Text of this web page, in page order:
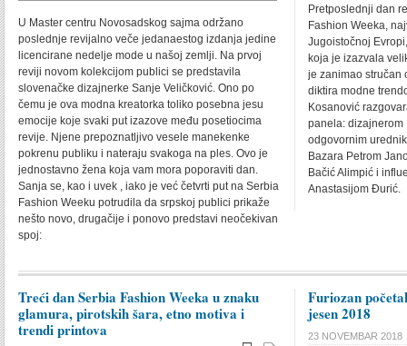
U Master centru Novosadskog sajma održano
poslednje revijalno veče jedanaestog izdanja jedine
licencirane nedelje mode u našoj zemlji. Na prvoj
reviji novom kolekcijom publici se predstavila
slovenačke dizajnerke Sanje Veličković. Ono po
čemu je ova modna kreatorka toliko posebna jesu
emocije koje svaki put izazove među posetiocima
revije. Njene prepoznatljivo vesele manekenke
pokrenu publiku i nateraju svakoga na ples. Ovo je
jednostavno žena koja vam mora poporaviti dan.
Sanja se, kao i uvek , iako je već četvrti put na Serbia
Fashion Weeku potrudila da srpskoj publici prikaže
nešto novo, drugačije i ponovo predstavi neočekivan
spoj:
Pretposlednji dan
Fashion Weeka,
Jugoistočnoj
koja je izazvala
je zanimao stručan
diktira modne
Kosanović
panela: dizajnerom
odgovornim
Bazara Petrom
Bačić Alimpić i
Anastasijom Đurić.
Treći dan Serbia Fashion Weeka u znaku
glamura, pirotskih šara, etno motiva i
trendi printova
Furiozan
jesen 2018
23 NOVEMBAR 2018